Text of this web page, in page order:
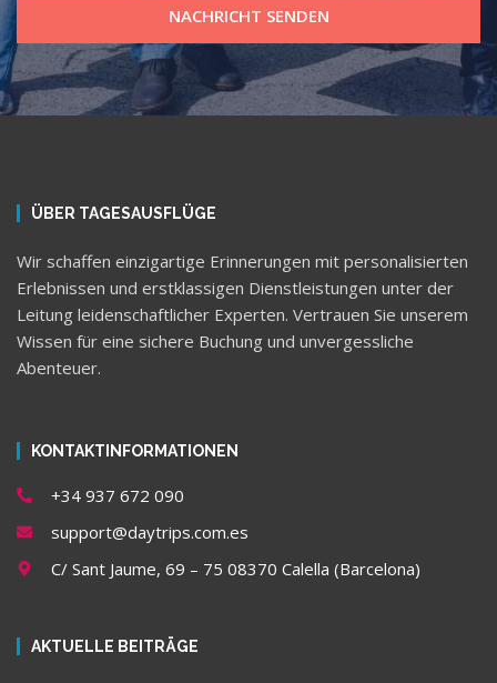
NACHRICHT SENDEN
ÜBER TAGESAUSFLÜGE
Wir schaffen einzigartige Erinnerungen mit personalisierten
Erlebnissen und erstklassigen Dienstleistungen unter der
Leitung leidenschaftlicher Experten. Vertrauen Sie unserem
Wissen für eine sichere Buchung und unvergessliche
Abenteuer.
KONTAKTINFORMATIONEN
+34 937 672 090
support@daytrips.com.es
C/ Sant Jaume, 69 – 75 08370 Calella (Barcelona)
AKTUELLE BEITRÄGE